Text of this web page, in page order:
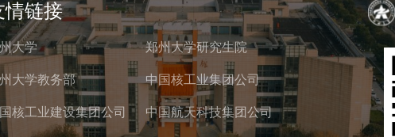
情链接
大学 郑州大学研究生院
大学教务部 中国核工业集团公司
核工业建设集团公司 中国航天科技集团公司